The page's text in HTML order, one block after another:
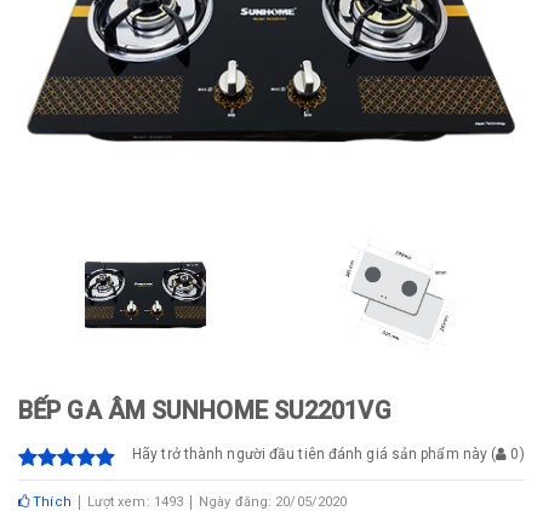
BẾP GA ÂM SUNHOME SU2201VG
Hãy trở thành người đầu tiên đánh giá sản phẩm này ( 0)
Thích Lượt xem: 1493 Ngày đăng: 20/05/2020